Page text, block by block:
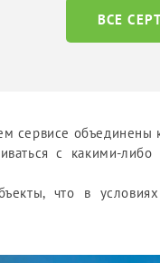
ВСЕ
сервисе объединены
с какими-либо
что в